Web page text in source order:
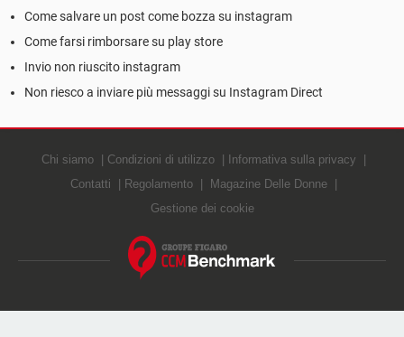
Come salvare un post come bozza su instagram
Come farsi rimborsare su play store
Invio non riuscito instagram
Non riesco a inviare più messaggi su Instagram Direct
Chi siamo Condizioni di utilizzo
Informativa sulla privacy
Contatti
Regolamento
Magazine Delle Donne
Gestione dei cookie